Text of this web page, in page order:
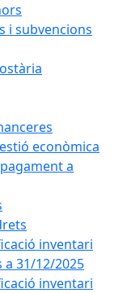
i subvencions
econòmica
a
inventari
a 31/12/2025
inventari